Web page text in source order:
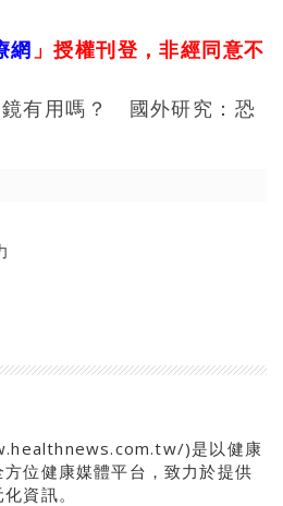
網 」授權刊登，非經同意不
鏡有用嗎？ 國外研究：恐
)是以健康
位健康媒體平台，致力於提供
資訊。